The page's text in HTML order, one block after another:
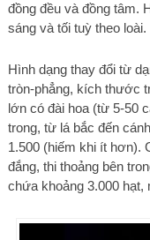
đồng đều và đồng tâm.
sáng và tối tuỳ theo loài.
Hình dạng thay đổi từ
tròn-phẳng, kích thước
lớn có đài hoa (từ 5-50
trong, từ lá bắc đến
1.500 (hiếm khi ít hơn).
đắng, thi thoảng bên
chứa khoảng 3.000 hạt,